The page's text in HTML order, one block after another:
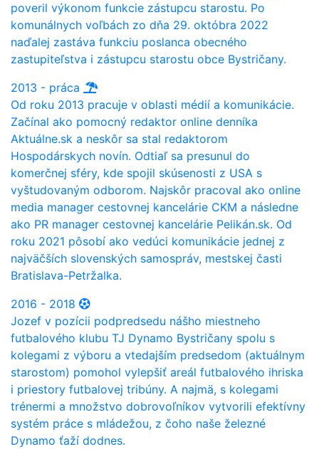
poveril výkonom funkcie zástupcu starostu. Po
komunálnych voľbách zo dňa 29. októbra 2022
naďalej zastáva funkciu poslanca obecného
zastupiteľstva i zástupcu starostu obce Bystričany.
2013 - práca
Od roku 2013 pracuje v oblasti médií a komunikácie.
Začínal ako pomocný redaktor online denníka
Aktuálne.sk a neskôr sa stal redaktorom
Hospodárskych novín. Odtiaľ sa presunul do
komerčnej sféry, kde spojil skúsenosti z USA s
vyštudovaným odborom. Najskôr pracoval ako online
media manager cestovnej kancelárie CKM a následne
ako PR manager cestovnej kancelárie Pelikán.sk. Od
roku 2021 pôsobí ako vedúci komunikácie jednej z
najväčších slovenských samospráv, mestskej časti
Bratislava-Petržalka.
2016 - 2018
Jozef v pozícii podpredsedu nášho miestneho
futbalového klubu TJ Dynamo Bystričany spolu s
kolegami z výboru a vtedajším predsedom (aktuálnym
starostom) pomohol vylepšiť areál futbalového ihriska
i priestory futbalovej tribúny. A najmä, s kolegami
trénermi a množstvo dobrovoľníkov vytvorili efektívny
systém práce s mládežou, z čoho naše železné
Dynamo ťaží dodnes.